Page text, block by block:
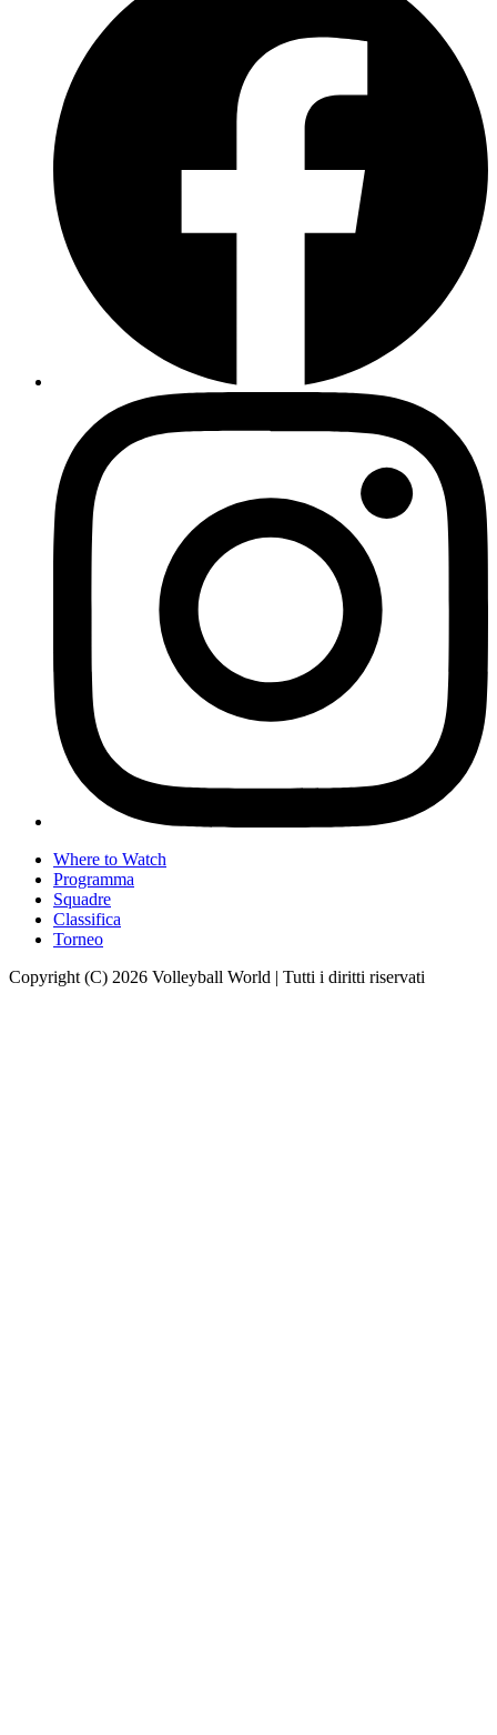
Where to Watch
Programma
Squadre
Classifica
Torneo
Copyright (C) 2026 Volleyball World | Tutti i diritti riservati